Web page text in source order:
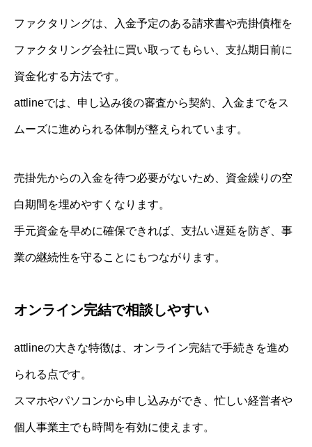
ファクタリングは、入金予定のある請求書や売掛債権を
ファクタリング会社に買い取ってもらい、支払期日前に
資金化する方法です。
attlineでは、申し込み後の審査から契約、入金までをス
ムーズに進められる体制が整えられています。
売掛先からの入金を待つ必要がないため、資金繰りの空
白期間を埋めやすくなります。
手元資金を早めに確保できれば、支払い遅延を防ぎ、事
業の継続性を守ることにもつながります。
オンライン完結で相談しやすい
attlineの大きな特徴は、オンライン完結で手続きを進め
られる点です。
スマホやパソコンから申し込みができ、忙しい経営者や
個人事業主でも時間を有効に使えます。